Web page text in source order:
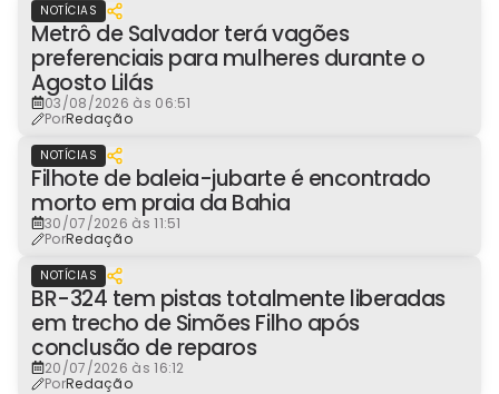
NOTÍCIAS
Metrô de Salvador terá vagões
preferenciais para mulheres durante o
Agosto Lilás
03/08/2026 às 06:51
PorRedação
NOTÍCIAS
Filhote de baleia-jubarte é encontrado
morto em praia da Bahia
30/07/2026 às 11:51
PorRedação
NOTÍCIAS
BR-324 tem pistas totalmente liberadas
em trecho de Simões Filho após
conclusão de reparos
20/07/2026 às 16:12
PorRedação